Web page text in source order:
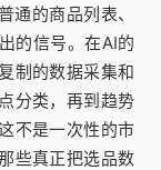
通的商品列表、
的信号。在AI的
制的数据采集和
分类，再到趋势
不是一次性的市
些真正把选品数